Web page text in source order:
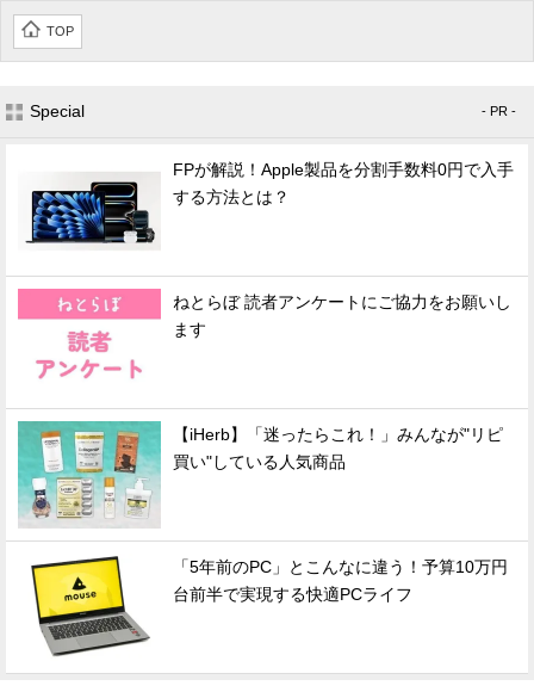
TOP
Special - PR -
FPが解説！Apple製品を分割手数料0円で入手
する方法とは？
ねとらぼ 読者アンケートにご協力をお願いし
ます
【iHerb】「迷ったらこれ！」みんなが"リピ
買い"している人気商品
「5年前のPC」とこんなに違う！予算10万円
台前半で実現する快適PCライフ